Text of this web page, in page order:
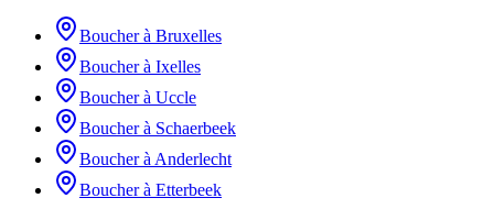
Boucherà Bruxelles
Boucherà Ixelles
Boucherà Uccle
Boucherà Schaerbeek
Boucherà Anderlecht
Boucherà Etterbeek